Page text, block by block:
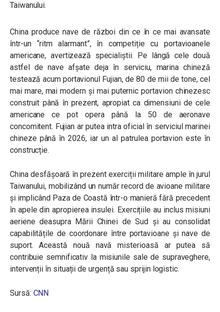
Taiwanului.
China produce nave de război din ce în ce mai avansate
într-un “ritm alarmant”, în competiție cu portavioanele
americane, avertizează specialiștii. Pe lângă cele două
astfel de nave afșate deja în serviciu, marina chineză
testează acum portavionul Fujian, de 80 de mii de tone, cel
mai mare, mai modern și mai puternic portavion chinezesc
construit până în prezent, apropiat ca dimensiuni de cele
americane ce pot opera până la 50 de aeronave
concomitent. Fujian ar putea intra oficial în serviciul marinei
chineze până în 2026, iar un al patrulea portavion este în
construcție.
China desfășoară în prezent exerciții militare ample în jurul
Taiwanului, mobilizând un număr record de avioane militare
și implicând Paza de Coastă într-o manieră fără precedent
în apele din apropierea insulei. Exercițiile au inclus misiuni
aeriene deasupra Mării Chinei de Sud și au consolidat
capabilitățile de coordonare între portavioane și nave de
suport. Această nouă navă misterioasă ar putea să
contribuie semnificativ la misiunile sale de supraveghere,
intervenții în situații de urgență sau sprijin logistic.
Sursă: CNN